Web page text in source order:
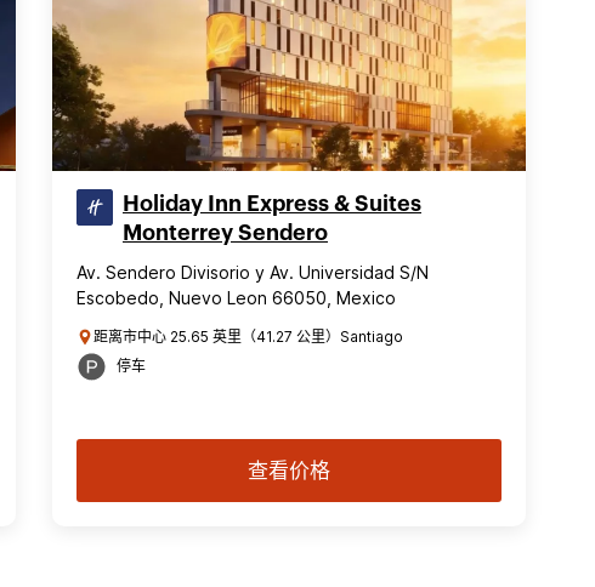
Holiday Inn Express & Suites
Monterrey Sendero
Av. Sendero Divisorio y Av. Universidad S/N
Escobedo, Nuevo Leon 66050, Mexico
距离市中心 25.65 英里（41.27 公里）Santiago
停车
查看价格